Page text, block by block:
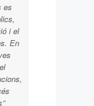
es
i el
En